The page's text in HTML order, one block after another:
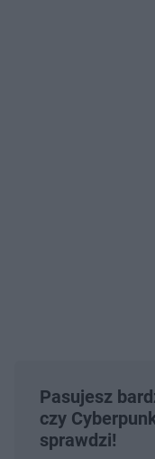
Pasujesz
czy
sprawdzi!